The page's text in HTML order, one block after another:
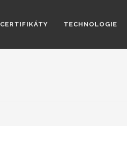
CERTIFIKÁTY TECHNOLOGIE